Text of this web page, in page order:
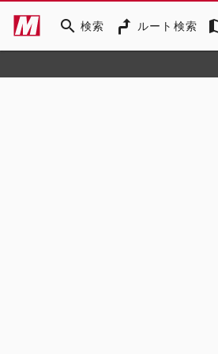
search 検索 ルート検索